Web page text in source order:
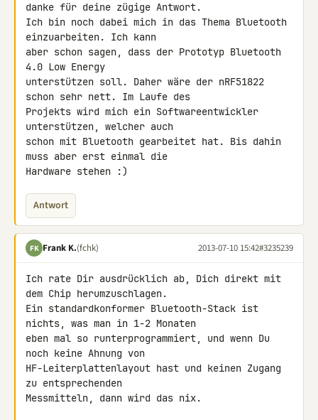
danke für deine zügige Antwort.
Ich bin noch dabei mich in das Thema Bluetooth
einzuarbeiten. Ich kann
aber schon sagen, dass der Prototyp Bluetooth
4.0 Low Energy
unterstützen soll. Daher wäre der nRF51822
schon sehr nett. Im Laufe des
Projekts wird mich ein Softwareentwickler
unterstützen, welcher auch
schon mit Bluetooth gearbeitet hat. Bis dahin
muss aber erst einmal die
Hardware stehen :)
Antwort
FK Frank K.(fchk) 2013-07-10 15:42#3235239
Ich rate Dir ausdrücklich ab, Dich direkt mit
dem Chip herumzuschlagen.
Ein standardkonformer Bluetooth-Stack ist
nichts, was man in 1-2 Monaten
eben mal so runterprogrammiert, und wenn Du
noch keine Ahnung von
HF-Leiterplattenlayout hast und keinen Zugang
zu entsprechenden
Messmitteln, dann wird das nix.